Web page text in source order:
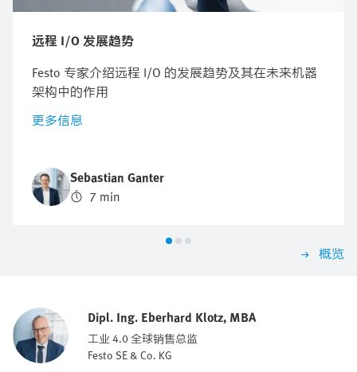
远程 I/O 发展趋势
Festo 专家介绍远程 I/O 的发展趋势及其在未来机器
架构中的作用
更多信息
Sebastian Ganter
7 min
概览
Dipl. Ing. Eberhard Klotz, MBA
工业 4.0 全球销售总监
Festo SE & Co. KG